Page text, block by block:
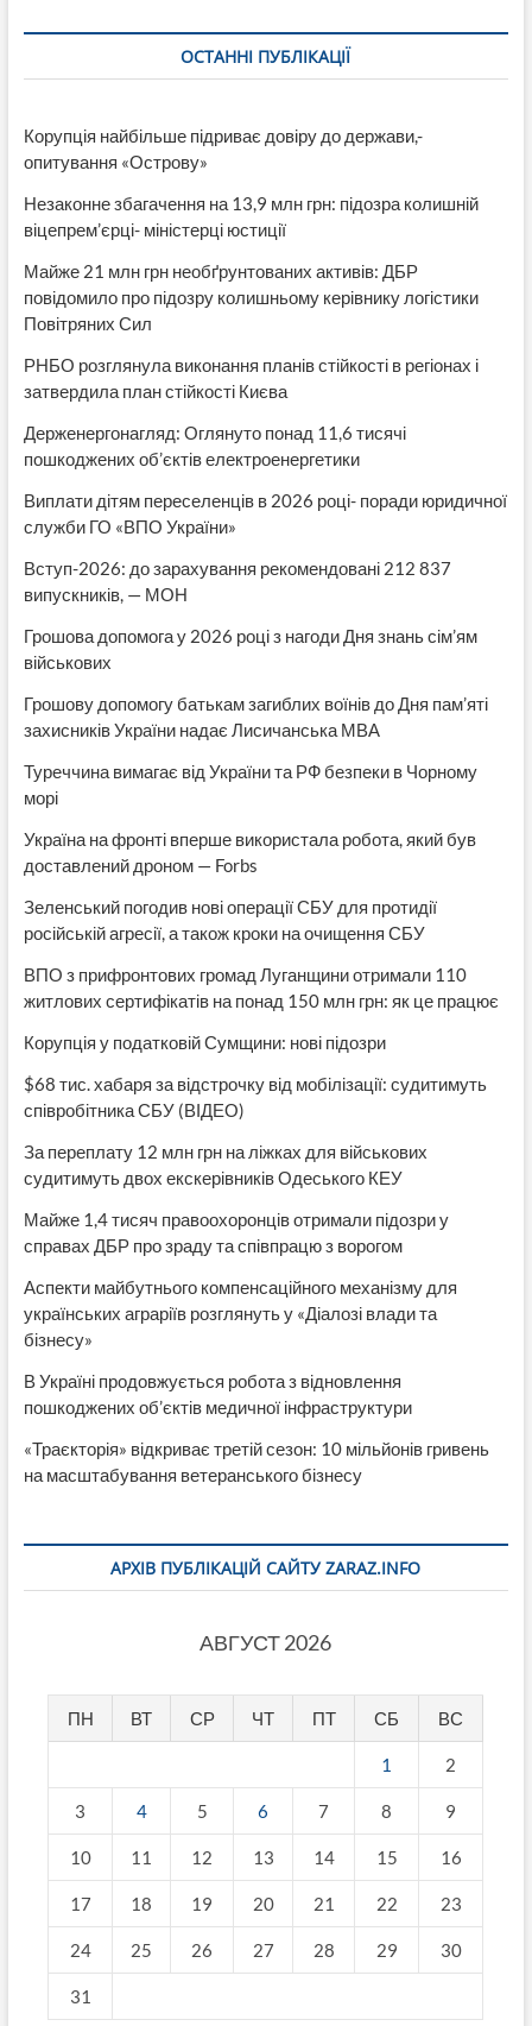
ОСТАННІ ПУБЛІКАЦІЇ
Корупція найбільше підриває довіру до держави,-
опитування «Острову»
Незаконне збагачення на 13,9 млн грн: підозра колишній
віцепрем’єрці- міністерці юстиції
Майже 21 млн грн необґрунтованих активів: ДБР
повідомило про підозру колишньому керівнику логістики
Повітряних Сил
РНБО розглянула виконання планів стійкості в регіонах і
затвердила план стійкості Києва
Держенергонагляд: Оглянуто понад 11,6 тисячі
пошкоджених об’єктів електроенергетики
Виплати дітям переселенців в 2026 році- поради юридичної
служби ГО «ВПО України»
Вступ-2026: до зарахування рекомендовані 212 837
випускників, — МОН
Грошова допомога у 2026 році з нагоди Дня знань сім’ям
військових
Грошову допомогу батькам загиблих воїнів до Дня пам’яті
захисників України надає Лисичанська МВА
Туреччина вимагає від України та РФ безпеки в Чорному
морі
Україна на фронті вперше використала робота, який був
доставлений дроном — Forbs
Зеленський погодив нові операції СБУ для протидії
російській агресії, а також кроки на очищення СБУ
ВПО з прифронтових громад Луганщини отримали 110
житлових сертифікатів на понад 150 млн грн: як це працює
Корупція у податковій Сумщини: нові підозри
$68 тис. хабаря за відстрочку від мобілізації: судитимуть
співробітника СБУ (ВІДЕО)
За переплату 12 млн грн на ліжках для військових
судитимуть двох екскерівників Одеського КЕУ
Майже 1,4 тисяч правоохоронців отримали підозри у
справах ДБР про зраду та співпрацю з ворогом
Аспекти майбутнього компенсаційного механізму для
українських аграріїв розглянуть у «Діалозі влади та
бізнесу»
В Україні продовжується робота з відновлення
пошкоджених об’єктів медичної інфраструктури
«Траєкторія» відкриває третій сезон: 10 мільйонів гривень
на масштабування ветеранського бізнесу
АРХІВ ПУБЛІКАЦІЙ САЙТУ ZARAZ.INFO
АВГУСТ 2026
ПН ВТ СР ЧТ ПТ СБ ВС
1 2
3 4 5 6 7 8 9
10 11 12 13 14 15 16
17 18 19 20 21 22 23
24 25 26 27 28 29 30
31